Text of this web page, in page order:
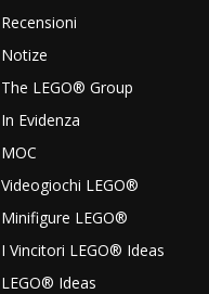
Recensioni
Notize
The LEGO® Group
In Evidenza
MOC
Videogiochi LEGO®
Minifigure LEGO®
I Vincitori LEGO® Ideas
LEGO® Ideas